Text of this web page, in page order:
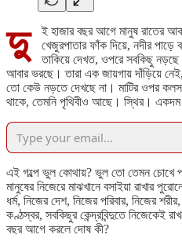
দু
ই হাজার বছর আগে মানুষ রাতের
খেজুরপাতার ফাঁক দিয়ে, নদীর পাড়ে
তাকিয়ে দেখত, ওপরে সবকিছু
আবার ভরছে। তারা এক জায়গায় দাঁড়িয়ে নেই,
তো কেউ নড়তে দেখছে না। মাটির ওপর কলস
থাকে, তেমনি পৃথিবীও আছে। স্থির। একদম
এই গল্পে ভুল কোথায়? ভুল তো তেমন চোখে
মানুষের নিজেরে মাঝখানে বসাইয়া রাখার
ধর্ম, নিজের দেশ, নিজের পরিবার, নিজের
কণ্ঠস্বর, সবকিছুর কেন্দ্রবিন্দুতে
বছর আগে করলে দোষ কী?